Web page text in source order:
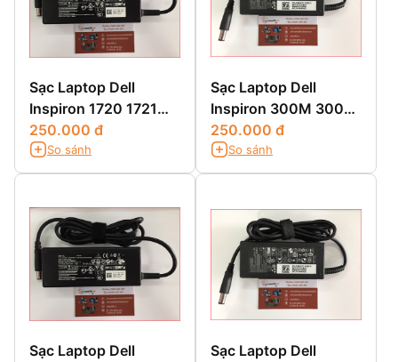
Sạc Laptop Dell
Inspiron 1720 1721
1749 1750 1764
250.000 đ
So sánh
Sạc Laptop Dell
Inspiron 300M 3000
3200 3500 3700
3800
250.000 đ
So sánh
Sạc Laptop Dell
Sạc Laptop Dell